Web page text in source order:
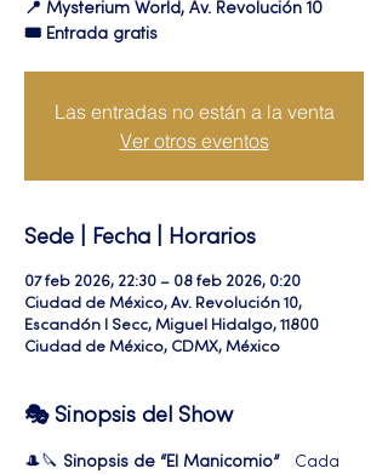
📍 Mysterium World, Av. Revolución 10
🎟️ Entrada gratis
Las entradas no están a la venta
Ver otros eventos
Sede | Fecha | Horarios
07 feb 2026, 22:30 – 08 feb 2026, 0:20
Ciudad de México, Av. Revolución 10,
Escandón I Secc, Miguel Hidalgo, 11800
Ciudad de México, CDMX, México
🎭 Sinopsis del Show
🎩🔪 Sinopsis de “El Manicomio” Cada